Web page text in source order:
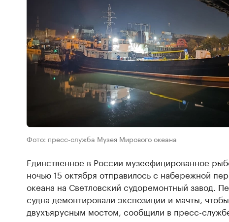
Фото: пресс-служба Музея Мирового океана
Единственное в России музеефицированное
ночью 15 октября отправилось с набережной
океана на Светловский судоремонтный завод.
судна демонтировали экспозиции и мачты,
двухъярусным мостом, сообщили в пресс-